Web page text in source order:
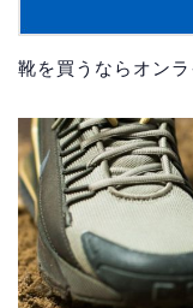
靴を買うならオン